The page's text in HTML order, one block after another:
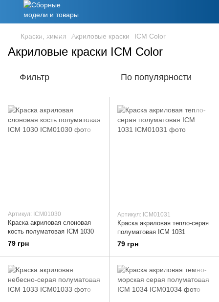
Краски, химия Акриловые краски ICM Color
Акриловые краски ICM Color
Фильтр По популярности
Артикул: ICM01030
Краска акриловая слоновая
кость полуматовая ICM 1030
79 грн
Артикул: ICM01031
Краска акриловая тепло-серая
полуматовая ICM 1031
79 грн